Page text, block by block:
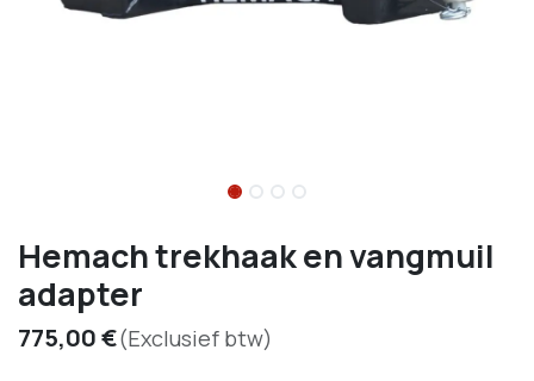
Hemach trekhaak en vangmuil
adapter
775,00€(Exclusief btw)